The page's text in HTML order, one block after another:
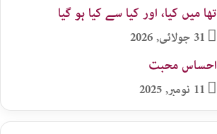
تھا میں کیا، اور کیا سے کیا ہو گیا
31 جولائی, 2026
احساس محبت
11 نومبر, 2025